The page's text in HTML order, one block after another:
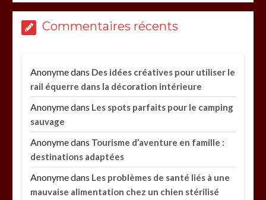
Commentaires récents
Anonymedans Des idées créatives pour utiliser le
rail équerre dans la décoration intérieure
Anonymedans Les spots parfaits pour le camping
sauvage
Anonymedans Tourisme d’aventure en famille :
destinations adaptées
Anonymedans Les problèmes de santé liés à une
mauvaise alimentation chez un chien stérilisé